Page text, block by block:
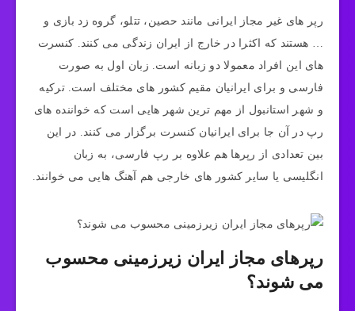
رپر های غیر مجاز ایرانی مانند حصین، تتلو، گروه زد بازی و
… هستند که اکثرا در خارج از ایران زندگی می کنند. کنسرت
های این افراد معمولا دو زبانه است. زبان اول به صورت
فارسی و برای ایرانیان مقیم کشور های مختلف است. ترکیه
و شهر استانبول از مهم ترین شهر هایی است که خواننده های
رپ در آن جا برای ایرانیان کنسرت برگزار می کنند. در این
بین تعدادی از رپرها هم علاوه بر رپ فارسی، به زبان
انگلیسی یا سایر کشور های خارجی هم آهنگ هایی می خوانند.
رپرهای مجاز ایران زیرزمینی محسوب
می شوند؟